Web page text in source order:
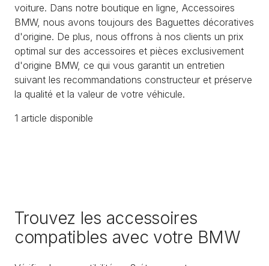
voiture. Dans notre boutique en ligne, Accessoires
BMW, nous avons toujours des Baguettes décoratives
d'origine. De plus, nous offrons à nos clients un prix
optimal sur des accessoires et pièces exclusivement
d'origine BMW, ce qui vous garantit un entretien
suivant les recommandations constructeur et préserve
la qualité et la valeur de votre véhicule.
1 article disponible
Trouvez les accessoires
compatibles avec votre BMW